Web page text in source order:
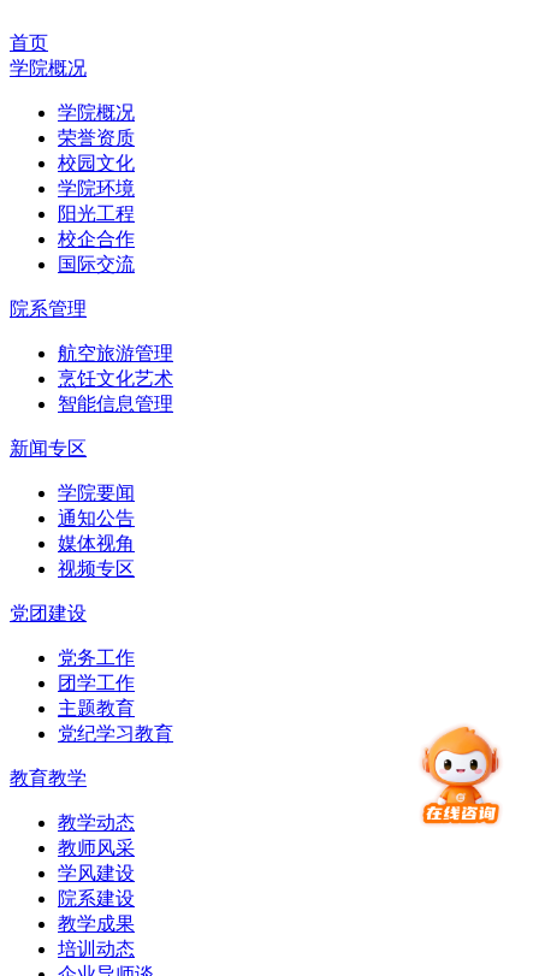
首页
学院概况
学院概况
荣誉资质
校园文化
学院环境
阳光工程
校企合作
国际交流
院系管理
航空旅游管理
烹饪文化艺术
智能信息管理
新闻专区
学院要闻
通知公告
媒体视角
视频专区
党团建设
党务工作
团学工作
主题教育
党纪学习教育
教育教学
教学动态
教师风采
学风建设
院系建设
教学成果
培训动态